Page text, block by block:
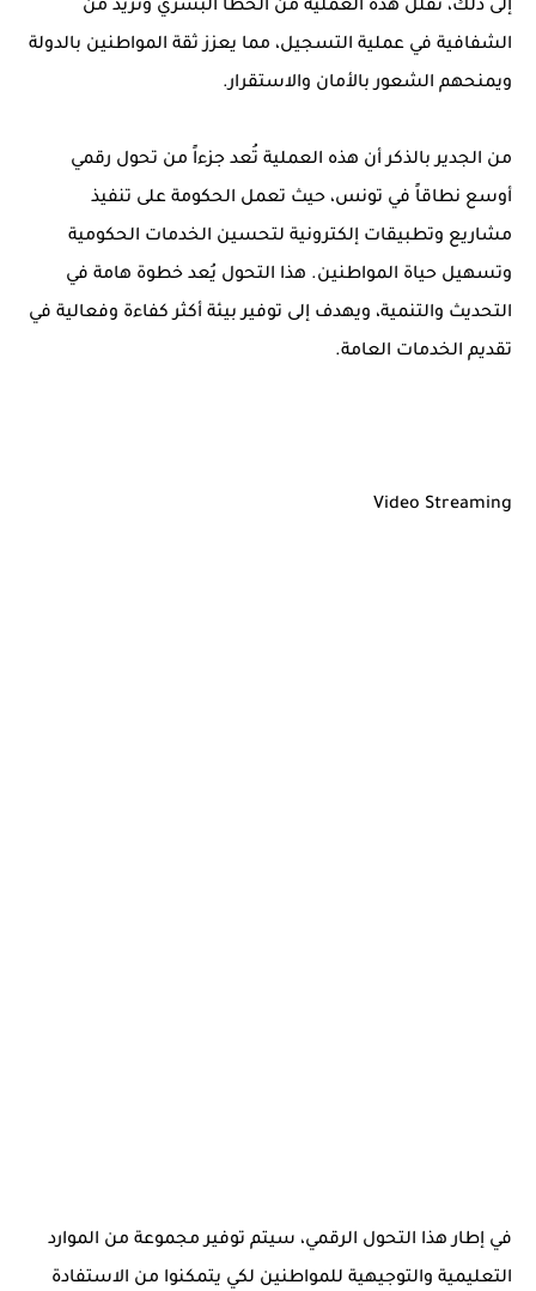
إلى ذلك، تُقلل هذه العملية من الخطأ البشري وتزيد من
الشفافية في عملية التسجيل، مما يعزز ثقة المواطنين بالدولة
ويمنحهم الشعور بالأمان والاستقرار.
من الجدير بالذكر أن هذه العملية تُعد جزءاً من تحول رقمي
أوسع نطاقاً في تونس، حيث تعمل الحكومة على تنفيذ
مشاريع وتطبيقات إلكترونية لتحسين الخدمات الحكومية
وتسهيل حياة المواطنين. هذا التحول يُعد خطوة هامة في
التحديث والتنمية، ويهدف إلى توفير بيئة أكثر كفاءة وفعالية في
تقديم الخدمات العامة.
Video Streaming
في إطار هذا التحول الرقمي، سيتم توفير مجموعة من الموارد
التعليمية والتوجيهية للمواطنين لكي يتمكنوا من الاستفادة